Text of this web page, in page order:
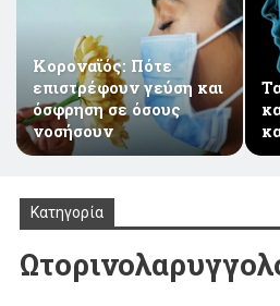
Κοροναϊός: Πότε
επιστρέφουν γεύση και
όσφρηση σε όσους
νοσήσουν
Κατηγορία